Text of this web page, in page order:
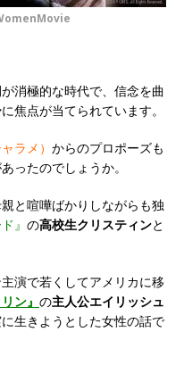
消極的な時代で、信念を曲
に焦点が当てられています。
ラメ） からのプロポーズも
ったのでしょうか。
と喧嘩ばかりしながらも独
』 の高校生クリスティンと
演で若くしてアメリカに移
ン』 の主人公エイリッシュ
生きようとした女性の話で